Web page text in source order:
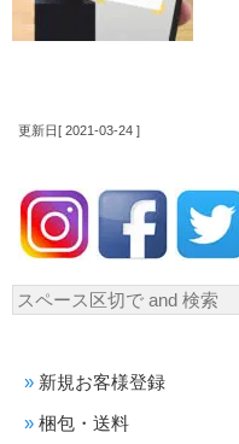
更新日[ 2021-03-24 ]
新規お客様登録
梱包・送料